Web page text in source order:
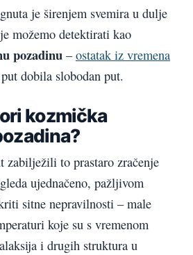
je širenjem svemira u dulje
možemo detektirati kao
pozadinu –ostatak iz vremena
dobila slobodan put.
kozmička
zabilježili to prastaro zračenje
ujednačeno, pažljivom
sitne nepravilnosti – male
koje su s vremenom
i drugih struktura u